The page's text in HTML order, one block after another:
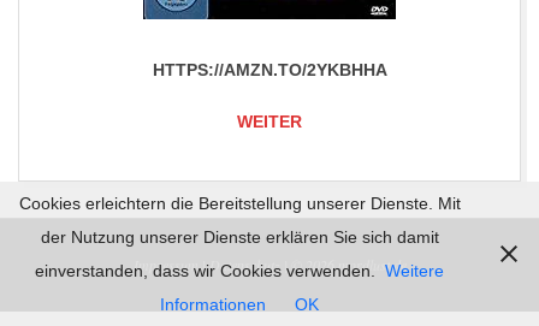
HTTPS://AMZN.TO/2YKBHHA
WEITER
2019-
Impressum |Datenschutz | © 2026mordlust.de
Cookies erleichtern die Bereitstellung unserer Dienste. Mit
der Nutzung unserer Dienste erklären Sie sich damit
einverstanden, dass wir Cookies verwenden.
Weitere
Informationen
OK